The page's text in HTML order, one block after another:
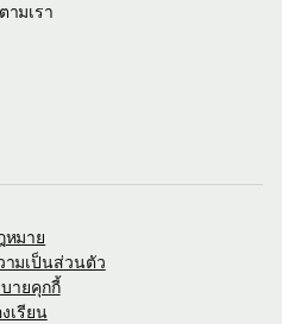
ามเรา
หมาย
ามเป็นส่วนตัว
ายคุกกี้
เรียน